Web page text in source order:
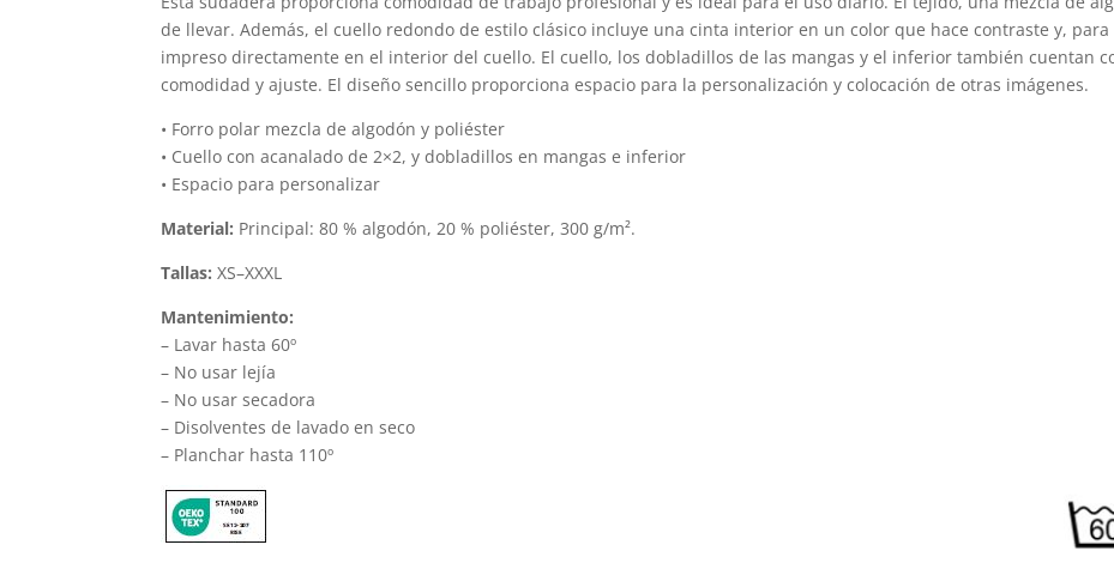
de llevar. Además, el cuello redondo de estilo clásico incluye una cinta interior en un color que hace contraste y,
impreso directamente en el interior del cuello. El cuello, los dobladillos de las mangas y el inferior también cuentan
comodidad y ajuste. El diseño sencillo proporciona espacio para la personalización y colocación de otras imágenes.
• Forro polar mezcla de algodón y poliéster
• Cuello con acanalado de 2×2, y dobladillos en mangas e inferior
• Espacio para personalizar
Material: Principal: 80 % algodón, 20 % poliéster, 300 g/m².
Tallas: XS–XXXL
Mantenimiento:
– Lavar hasta 60º
– No usar lejía
– No usar secadora
– Disolventes de lavado en seco
– Planchar hasta 110º